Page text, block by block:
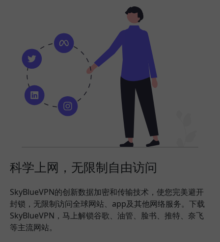
科学上网，无限制自由访问
SkyBlueVPN的创新数据加密和传输技术，使您完美避开
封锁，无限制访问全球网站、app及其他网络服务。下载
SkyBlueVPN，马上解锁谷歌、油管、脸书、推特、奈飞
等主流网站。